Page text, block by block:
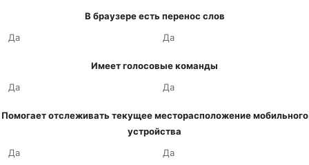
В браузере есть перенос слов
Да
Да
Имеет голосовые команды
Да
Да
Помогает отслеживать текущее месторасположение мобильного
устройства
Да
Да